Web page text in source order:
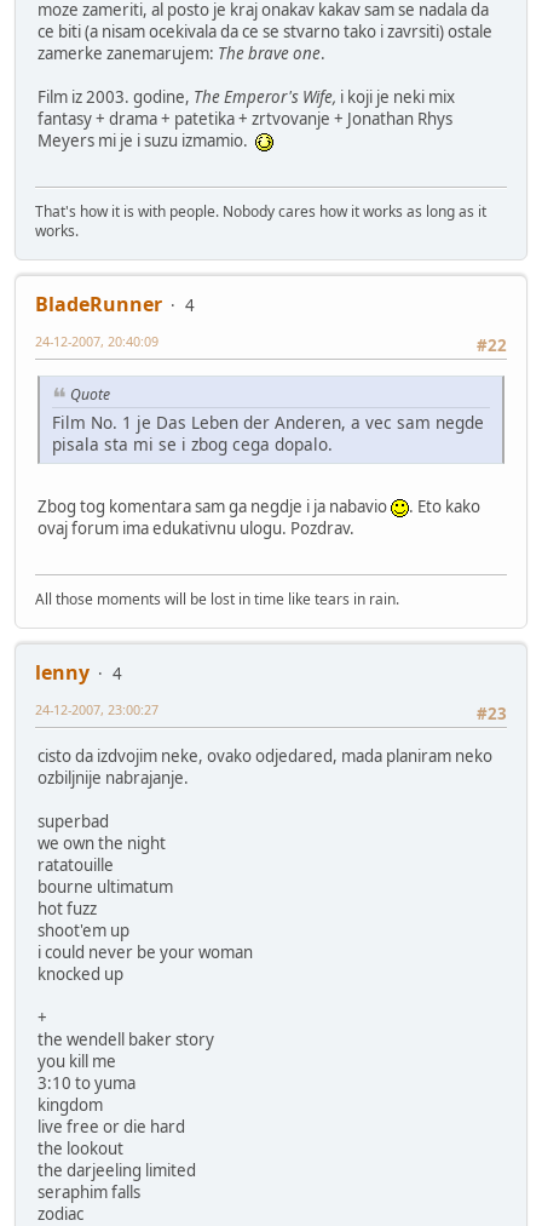
moze zameriti, al posto je kraj onakav kakav sam se nadala da
ce biti (a nisam ocekivala da ce se stvarno tako i zavrsiti) ostale
zamerke zanemarujem: The brave one.
Film iz 2003. godine, The Emperor's Wife, i koji je neki mix
fantasy + drama + patetika + zrtvovanje + Jonathan Rhys
Meyers mi je i suzu izmamio.
That's how it is with people. Nobody cares how it works as long as it
works.
BladeRunner
4
#22
24-12-2007, 20:40:09
Quote
Film No. 1 je Das Leben der Anderen, a vec sam negde
pisala sta mi se i zbog cega dopalo.
Zbog tog komentara sam ga negdje i ja nabavio
. Eto kako
ovaj forum ima edukativnu ulogu. Pozdrav.
All those moments will be lost in time like tears in rain.
lenny
4
#23
24-12-2007, 23:00:27
cisto da izdvojim neke, ovako odjedared, mada planiram neko
ozbiljnije nabrajanje.
superbad
we own the night
ratatouille
bourne ultimatum
hot fuzz
shoot'em up
i could never be your woman
knocked up
+
the wendell baker story
you kill me
3:10 to yuma
kingdom
live free or die hard
the lookout
the darjeeling limited
seraphim falls
zodiac